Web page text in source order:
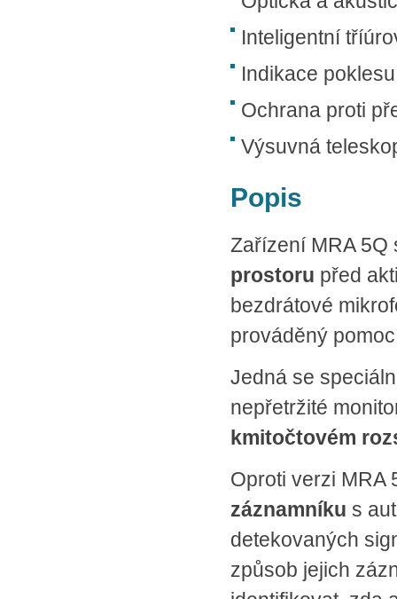
Inteligentní
Indikace
Ochrana proti
Výsuvná
Popis
Zařízení MRA
prostoru před
bezdrátové
prováděný
Jedná se
nepřetržité
kmitočtovém
Oproti verzi
záznamníku s
detekovaných
způsob jejich